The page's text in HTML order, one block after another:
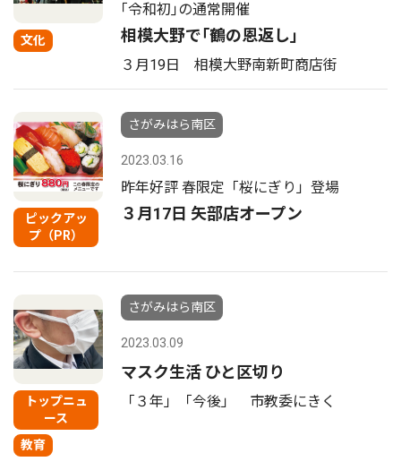
文化
｢令和初｣の通常開催
相模大野で｢鶴の恩返し｣
３月19日 相模大野南新町商店街
ピックアッ
プ（PR）
さがみはら南区
2023.03.16
昨年好評 春限定「桜にぎり」登場
３月17日 矢部店オープン
トップニュ
ース
教育
さがみはら南区
2023.03.09
マスク生活 ひと区切り
「３年」「今後」 市教委にきく